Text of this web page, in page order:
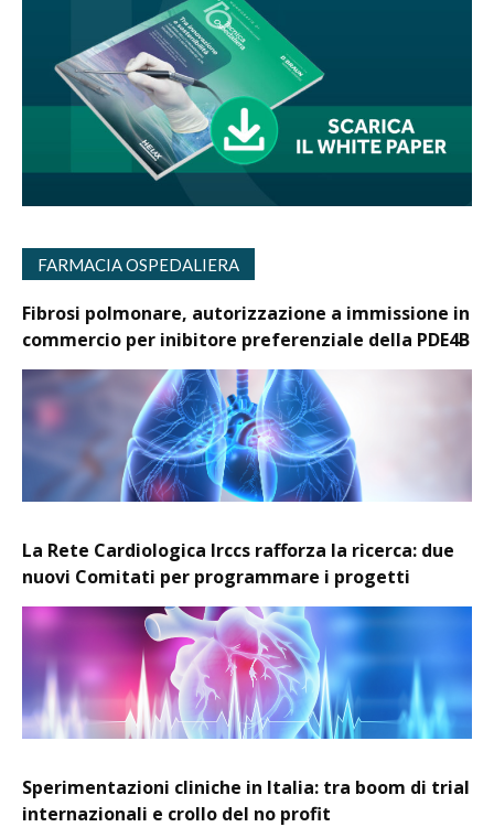
FARMACIA OSPEDALIERA
Fibrosi polmonare, autorizzazione a immissione in
commercio per inibitore preferenziale della PDE4B
La Rete Cardiologica Irccs rafforza la ricerca: due
nuovi Comitati per programmare i progetti
Sperimentazioni cliniche in Italia: tra boom di trial
internazionali e crollo del no profit